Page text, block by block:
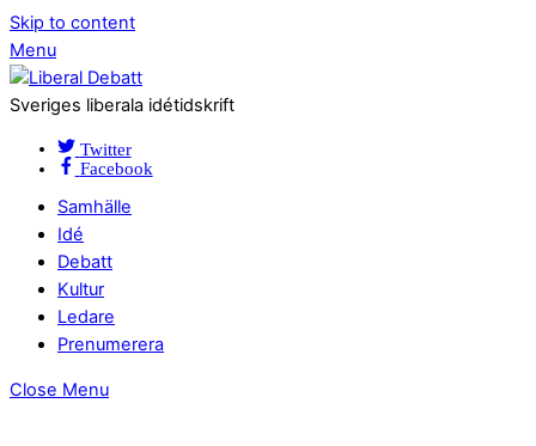
Skip to content
Menu
Sveriges liberala idétidskrift
Twitter
Facebook
Samhälle
Idé
Debatt
Kultur
Ledare
Prenumerera
Close Menu